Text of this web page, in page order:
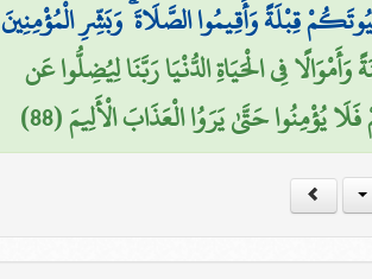
قِبْلَةً وَأَقِيمُوا الصَّلَاةَ ۗ وَبَشِّرِ الْمُؤْمِنِينَ
فِي الْحَيَاةِ الدُّنْيَا رَبَّنَا لِيُضِلُّوا عَن
حَتَّىٰ يَرَوُا الْعَذَابَ الْأَلِيمَ (88)